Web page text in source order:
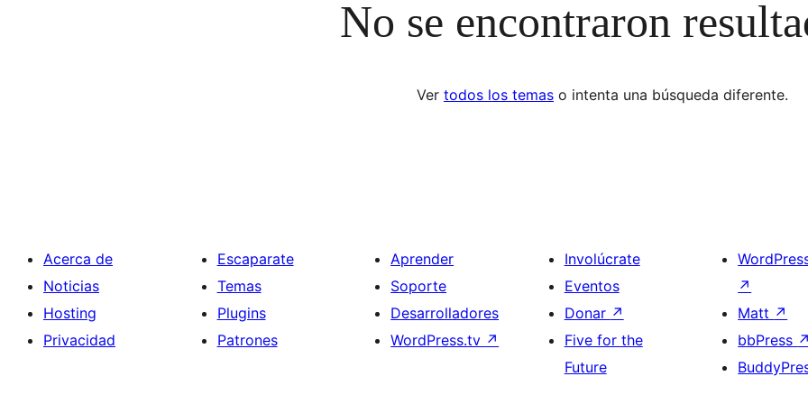
No se encontraron
Ver todos los temas o intenta una búsqueda diferente.
Acerca de
Noticias
Hosting
Privacidad
Escaparate
Temas
Plugins
Patrones
Aprender
Soporte
Desarrolladores
WordPress.tv ↗
Involúcrate
Eventos
Donar ↗
Five for the
Future
↗
Matt ↗
bbPress ↗